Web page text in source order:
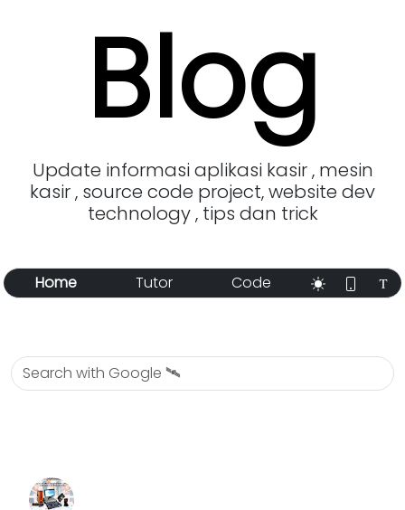
Blog
Update informasi aplikasi kasir , mesin
kasir , source code project, website dev
technology , tips dan trick
Home Tutor Code